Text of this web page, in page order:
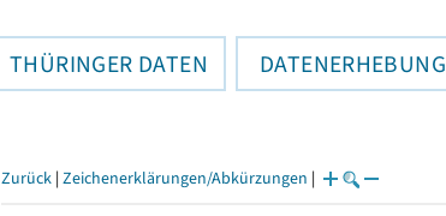
THÜRINGER DATEN DATENERHEBUNG
Zurück | Zeichenerklärungen/Abkürzungen |